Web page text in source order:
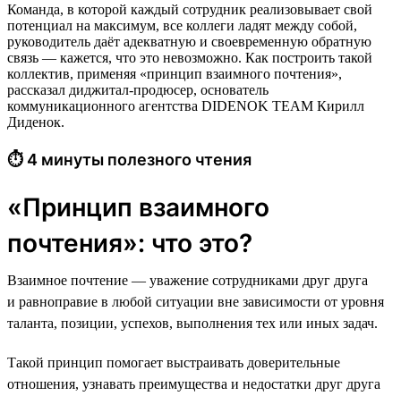
Команда, в которой каждый сотрудник реализовывает свой
потенциал на максимум, все коллеги ладят между собой,
руководитель даёт адекватную и своевременную обратную
связь — кажется, что это невозможно. Как построить такой
коллектив, применяя «принцип взаимного почтения»,
рассказал диджитал-продюсер, основатель
коммуникационного агентства DIDENOK TEAM Кирилл
Диденок.
⏱ 4 минуты полезного чтения
«Принцип взаимного
почтения»: что это?
Взаимное почтение — уважение сотрудниками друг друга
и равноправие в любой ситуации вне зависимости от уровня
таланта, позиции, успехов, выполнения тех или иных задач.
Такой принцип помогает выстраивать доверительные
отношения, узнавать преимущества и недостатки друг друга